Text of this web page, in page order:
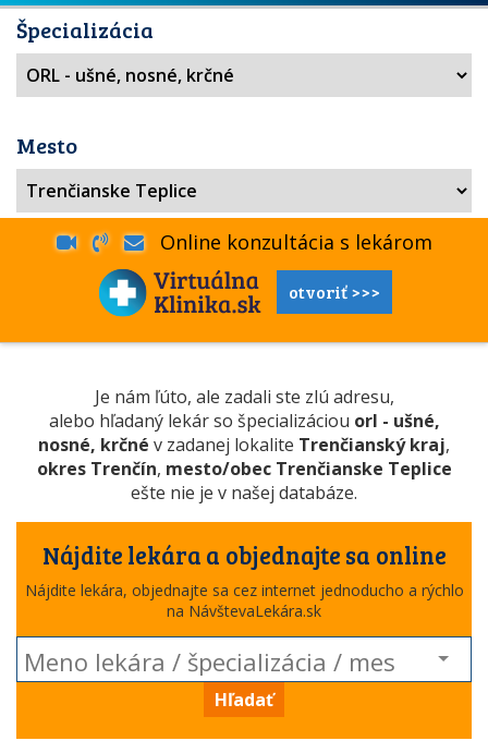
Špecializácia
Mesto
Online konzultácia s lekárom
otvoriť >>>
Je nám ľúto, ale zadali ste zlú adresu,
alebo hľadaný lekár so špecializáciou orl - ušné,
nosné, krčné v zadanej lokalite Trenčianský kraj,
okres Trenčín, mesto/obec Trenčianske Teplice
ešte nie je v našej databáze.
Nájdite lekára a objednajte sa online
Nájdite lekára, objednajte sa cez internet jednoducho a rýchlo
na NávštevaLekára.sk
Hľadať